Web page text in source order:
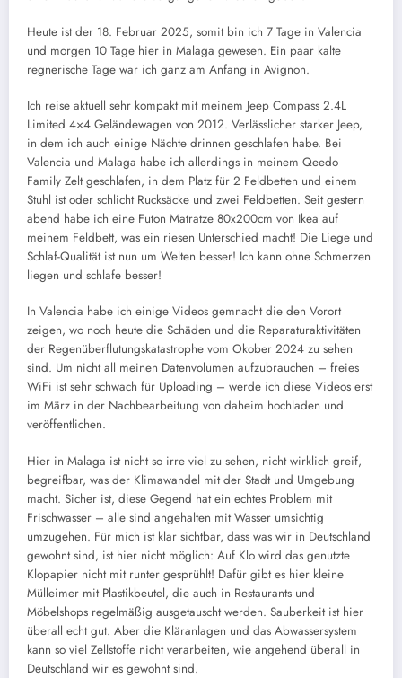
Heute ist der 18. Februar 2025, somit bin ich 7 Tage in Valencia
und morgen 10 Tage hier in Malaga gewesen. Ein paar kalte
regnerische Tage war ich ganz am Anfang in Avignon.
Ich reise aktuell sehr kompakt mit meinem Jeep Compass 2.4L
Limited 4×4 Geländewagen von 2012. Verlässlicher starker Jeep,
in dem ich auch einige Nächte drinnen geschlafen habe. Bei
Valencia und Malaga habe ich allerdings in meinem Qeedo
Family Zelt geschlafen, in dem Platz für 2 Feldbetten und einem
Stuhl ist oder schlicht Rucksäcke und zwei Feldbetten. Seit gestern
abend habe ich eine Futon Matratze 80x200cm von Ikea auf
meinem Feldbett, was ein riesen Unterschied macht! Die Liege und
Schlaf-Qualität ist nun um Welten besser! Ich kann ohne Schmerzen
liegen und schlafe besser!
In Valencia habe ich einige Videos gemnacht die den Vorort
zeigen, wo noch heute die Schäden und die Reparaturaktivitäten
der Regenüberflutungskatastrophe vom Okober 2024 zu sehen
sind. Um nicht all meinen Datenvolumen aufzubrauchen – freies
WiFi ist sehr schwach für Uploading – werde ich diese Videos erst
im März in der Nachbearbeitung von daheim hochladen und
veröffentlichen.
Hier in Malaga ist nicht so irre viel zu sehen, nicht wirklich greif,
begreifbar, was der Klimawandel mit der Stadt und Umgebung
macht. Sicher ist, diese Gegend hat ein echtes Problem mit
Frischwasser – alle sind angehalten mit Wasser umsichtig
umzugehen. Für mich ist klar sichtbar, dass was wir in Deutschland
gewohnt sind, ist hier nicht möglich: Auf Klo wird das genutzte
Klopapier nicht mit runter gesprühlt! Dafür gibt es hier kleine
Mülleimer mit Plastikbeutel, die auch in Restaurants und
Möbelshops regelmäßig ausgetauscht werden. Sauberkeit ist hier
überall echt gut. Aber die Kläranlagen und das Abwassersystem
kann so viel Zellstoffe nicht verarbeiten, wie angehend überall in
Deutschland wir es gewohnt sind.